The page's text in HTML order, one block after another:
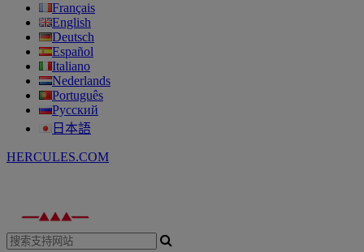
Français
English
Deutsch
Español
Italiano
Nederlands
Português
Русский
日本語
HERCULES.COM